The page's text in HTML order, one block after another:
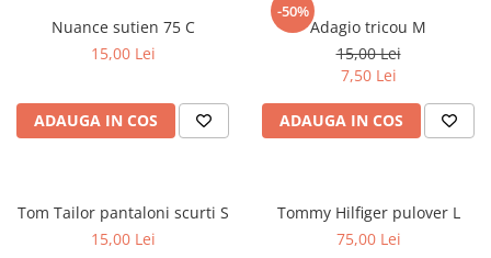
Nuance sutien 75 C
15,00 Lei
ADAUGA IN COS
-50%
Adagio tricou M
15,00 Lei
7,50 Lei
ADAUGA IN COS
Tom Tailor pantaloni scurti S
15,00 Lei
Tommy Hilfiger pulover L
75,00 Lei